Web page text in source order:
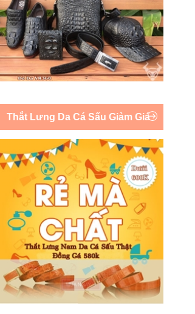
Thắt Lưng Da Cá Sấu Giảm Giá